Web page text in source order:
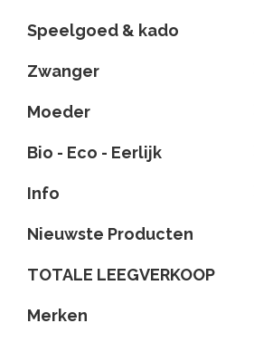
Speelgoed & kado
Zwanger
Moeder
Bio - Eco - Eerlijk
Info
Nieuwste Producten
TOTALE LEEGVERKOOP
Merken